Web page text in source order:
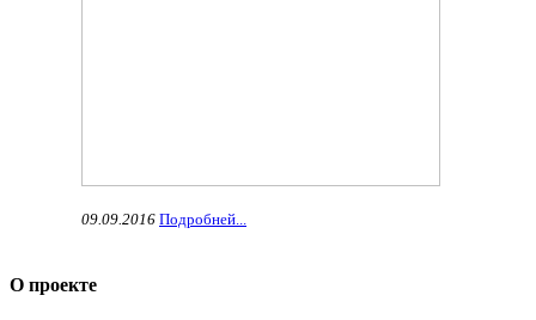
09.09.2016 Подробней...
О проекте